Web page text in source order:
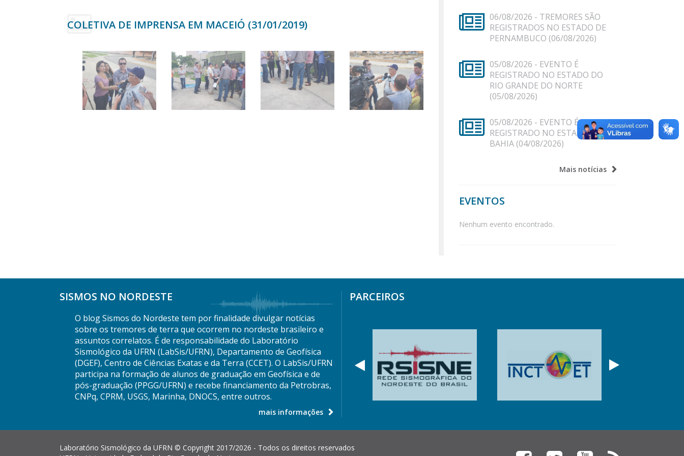
COLETIVA DE IMPRENSA EM MACEIÓ (31/01/2019)
06/08/2026
TREMORES SÃO
REGISTRADOS NO ESTADO DE
PERNAMBUCO (06/08/2026)
05/08/2026
EVENTO É
REGISTRADO NO ESTADO DO
RIO GRANDE DO NORTE
(05/08/2026)
05/08/2026
EVENTO É
REGISTRADO NO ESTADO DA
BAHIA (04/08/2026)
Mais notícias
EVENTOS
Nenhum evento encontrado.
SISMOS NO NORDESTE
O blog Sismos do Nordeste tem por finalidade divulgar notícias
sobre os tremores de terra que ocorrem no nordeste brasileiro e
assuntos correlatos. É de responsabilidade do Laboratório
Sismológico da UFRN (LabSis/UFRN), Departamento de Geofísica
(DGEF), Centro de Ciências Exatas e da Terra (CCET). O LabSis/UFRN
participa na formação de alunos de graduação em Geofísica e de
pós-graduação (PPGG/UFRN) e recebe financiamento da Petrobras,
CNPq, CPRM, USGS, Marinha, DNOCS, entre outros.
mais informações
PARCEIROS
Anterior Próximo
Laboratório Sismológico da UFRN © Copyright 2017/2026 - Todos os direitos reservados